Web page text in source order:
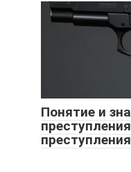
Понятие и
преступления